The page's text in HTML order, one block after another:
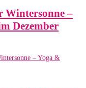
Wintersonne –
Dezember